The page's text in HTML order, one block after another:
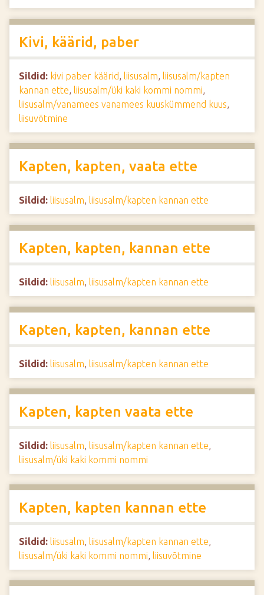
Kivi, käärid, paber
Sildid: kivi paber käärid, liisusalm, liisusalm/kapten
kannan ette, liisusalm/üki kaki kommi nommi,
liisusalm/vanamees vanamees kuuskümmend kuus,
liisuvõtmine
Kapten, kapten, vaata ette
Sildid: liisusalm, liisusalm/kapten kannan ette
Kapten, kapten, kannan ette
Sildid: liisusalm, liisusalm/kapten kannan ette
Kapten, kapten, kannan ette
Sildid: liisusalm, liisusalm/kapten kannan ette
Kapten, kapten vaata ette
Sildid: liisusalm, liisusalm/kapten kannan ette,
liisusalm/üki kaki kommi nommi
Kapten, kapten kannan ette
Sildid: liisusalm, liisusalm/kapten kannan ette,
liisusalm/üki kaki kommi nommi, liisuvõtmine